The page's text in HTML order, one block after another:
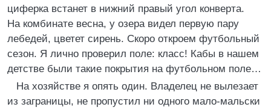
циферка встанет в нижний правый угол конверта.
На комбинате весна, у озера видел первую пару
лебедей, цветет сирень. Скоро откроем футбольный
сезон. Я лично проверил поле: класс! Кабы в нашем
детстве были такие покрытия на футбольном поле…
На хозяйстве я опять один. Владелец не вылезает
из заграницы, не пропустил ни одного мало-мальски